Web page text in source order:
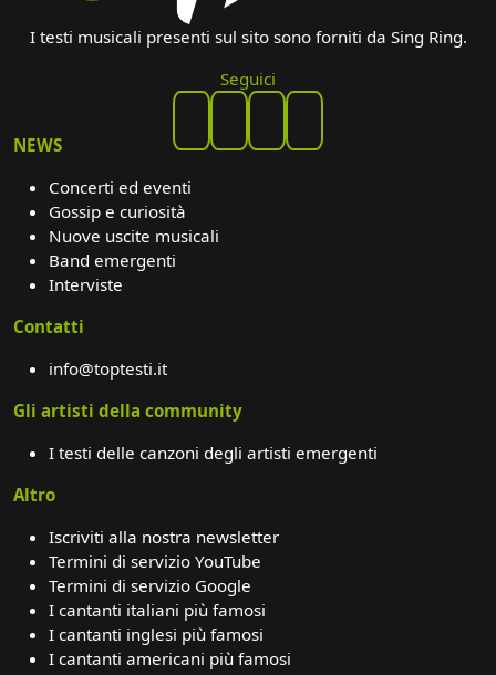
I testi musicali presenti sul sito sono forniti da Sing Ring.
Seguici
NEWS
Concerti ed eventi
Gossip e curiosità
Nuove uscite musicali
Band emergenti
Interviste
Contatti
info@toptesti.it
Gli artisti della community
I testi delle canzoni degli artisti emergenti
Altro
Iscriviti alla nostra newsletter
Termini di servizio YouTube
Termini di servizio Google
I cantanti italiani più famosi
I cantanti inglesi più famosi
I cantanti americani più famosi